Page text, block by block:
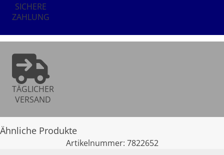
SICHERE
ZAHLUNG
TÄGLICHER
VERSAND
Ähnliche Produkte
Artikelnummer: 7822652